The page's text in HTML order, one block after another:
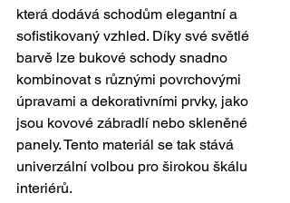
která dodává schodům elegantní a
sofistikovaný vzhled. Díky své světlé
barvě lze bukové schody snadno
kombinovat s různými povrchovými
úpravami a dekorativními prvky, jako
jsou kovové zábradlí nebo skleněné
panely. Tento materiál se tak stává
univerzální volbou pro širokou škálu
interiérů.